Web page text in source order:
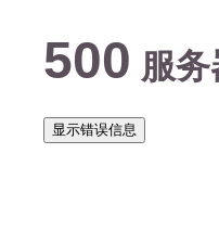
500 服